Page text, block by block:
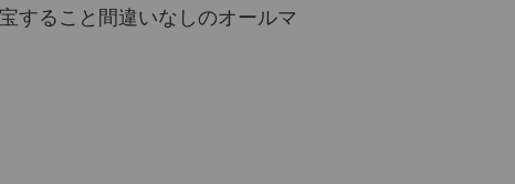
すること間違いなしのオールマ